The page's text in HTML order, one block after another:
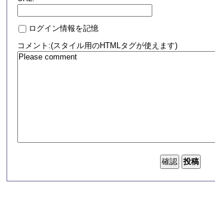
ログイン情報を記憶
コメント:(スタイル用のHTMLタグが使えます)